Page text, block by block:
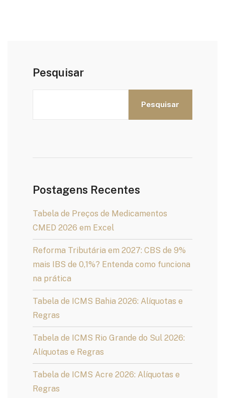
Pesquisar
Pesquisar
Postagens Recentes
Tabela de Preços de Medicamentos
CMED 2026 em Excel
Reforma Tributária em 2027: CBS de 9%
mais IBS de 0,1%? Entenda como funciona
na prática
Tabela de ICMS Bahia 2026: Alíquotas e
Regras
Tabela de ICMS Rio Grande do Sul 2026:
Alíquotas e Regras
Tabela de ICMS Acre 2026: Alíquotas e
Regras